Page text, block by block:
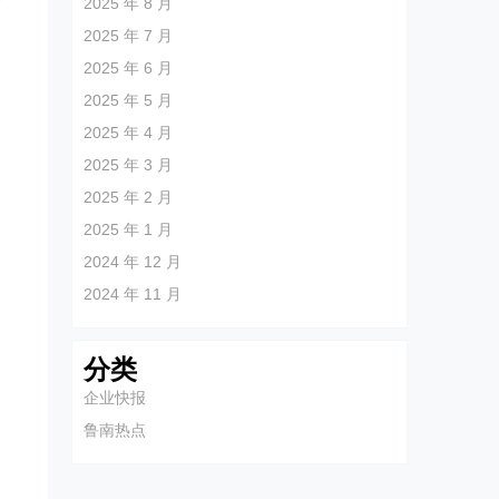
2025 年 7 月
2025 年 6 月
2025 年 5 月
2025 年 4 月
2025 年 3 月
2025 年 2 月
2025 年 1 月
2024 年 12 月
2024 年 11 月
分类
企业快报
鲁南热点